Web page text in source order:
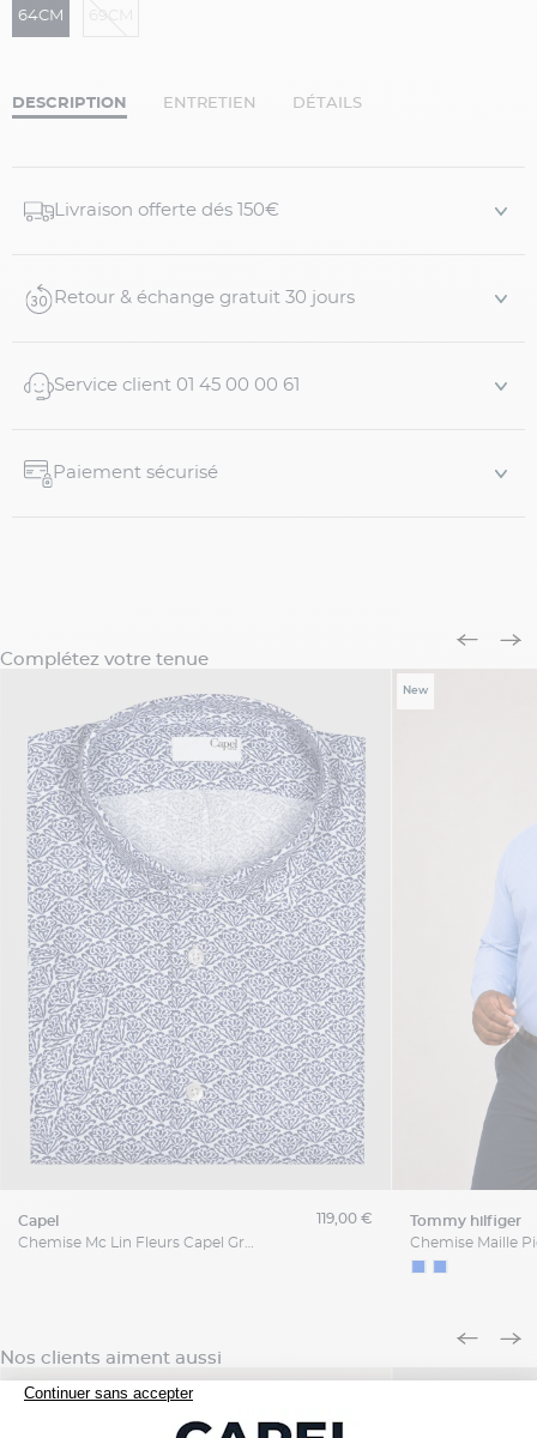
64CM
DESCRIPTION ENTRETIEN DÉTAILS
Livraison offerte dés 150€
Retour & échange gratuit 30 jours
Service client 01 45 00 00 61
Paiement sécurisé
Complétez votre tenue
capel
Chemise Mc Lin Fleurs Capel Grande Taille
119,00 €
New
tommy hilfiger
Nos clients aiment aussi